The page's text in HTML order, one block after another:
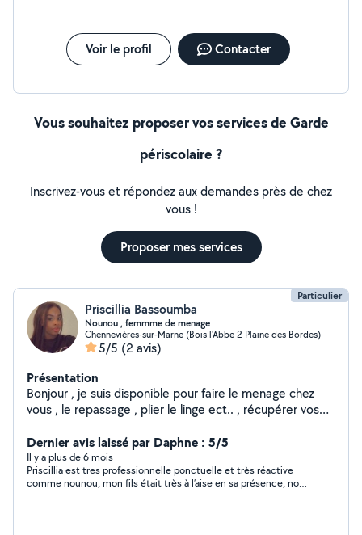
Voir le profil Contacter
Vous souhaitez proposer vos services de Garde
périscolaire ?
Inscrivez-vous et répondez aux demandes près de chez
vous !
Proposer mes services
Particulier
Priscillia Bassoumba
Nounou , femmme de menage
Chennevières-sur-Marne (Bois l'Abbe 2 Plaine des Bordes)
5/5 (2 avis)
Présentation
Bonjour , je suis disponible pour faire le menage chez
vous , le repassage , plier le linge ect.. , récupérer vos
activités extra scolaire
Dernier avis laissé par Daphne : 5/5
Il y a plus de 6 mois
Priscillia est tres professionnelle ponctuelle et très réactive
comme nounou, mon fils était très à l’aise en sa présence, nous